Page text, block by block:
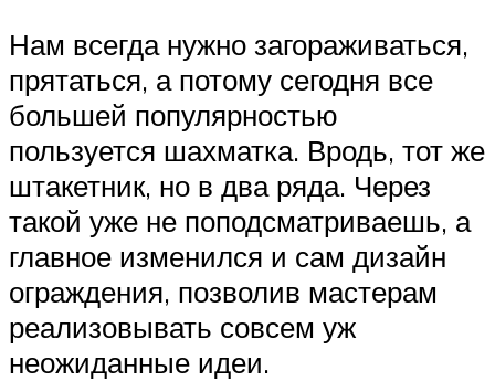
Нам всегда нужно загораживаться,
прятаться, а потому сегодня все
большей популярностью
пользуется шахматка. Вродь, тот же
штакетник, но в два ряда. Через
такой уже не поподсматриваешь, а
главное изменился и сам дизайн
ограждения, позволив мастерам
реализовывать совсем уж
неожиданные идеи.